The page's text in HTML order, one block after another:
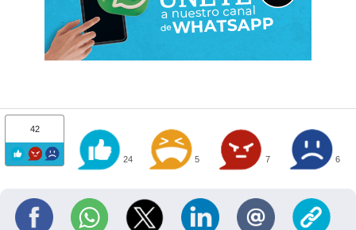
42
24 5 7 6